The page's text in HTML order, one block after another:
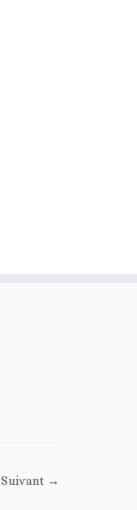
Suivant →